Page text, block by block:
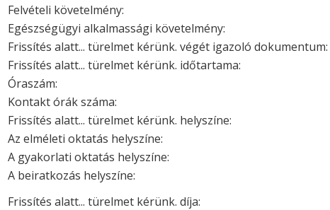
Felvételi követelmény:
Egészségügyi alkalmassági követelmény:
Frissítés alatt... türelmet kérünk. végét igazoló dokumentum:
Frissítés alatt... türelmet kérünk. időtartama:
Óraszám:
Kontakt órák száma:
Frissítés alatt... türelmet kérünk. helyszíne:
Az elméleti oktatás helyszíne:
A gyakorlati oktatás helyszíne:
A beiratkozás helyszíne:
Frissítés alatt... türelmet kérünk. díja: